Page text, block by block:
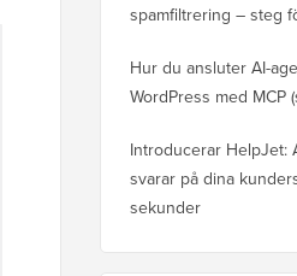
spamfiltrering – steg
Hur du ansluter AI-
WordPress med MCP
Introducerar HelpJet:
svarar på dina
sekunder